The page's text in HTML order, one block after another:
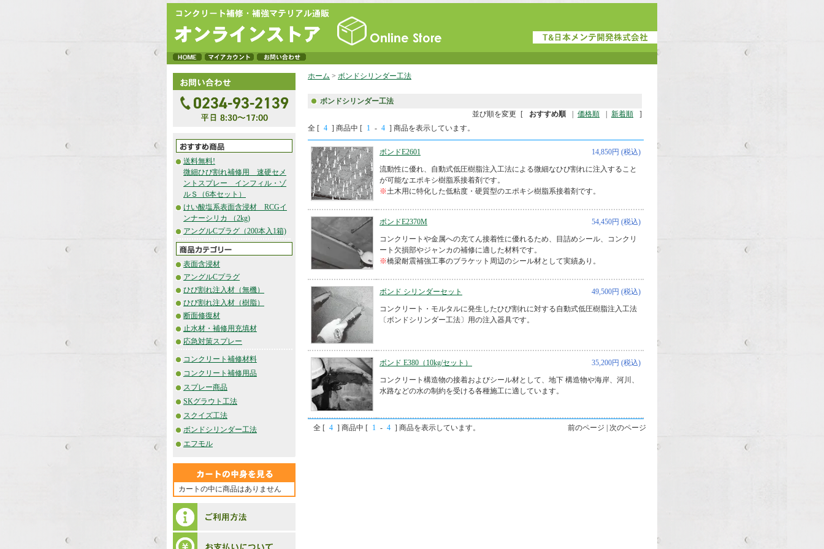
送料無料!
微細ひび割れ補修用 速硬セメ
ントスプレー インフィル・ゾ
ルＳ（6本セット）
けい酸塩系表面含浸材 RCGイ
ンナーシリカ （2kg)
アングルCプラグ（200本入1箱)
表面含浸材
アングルCプラグ
ひび割れ注入材（無機）
ひび割れ注入材（樹脂）
断面修復材
止水材・補修用充填材
応急対策スプレー
コンクリート補修材料
コンクリート補修用品
スプレー商品
SKグラウト工法
スクイズ工法
ボンドシリンダー工法
エフモル
カートの中に商品はありません
ホーム > ボンドシリンダー工法
ボンドシリンダー工法
並び順を変更
[ おすすめ順 価格順 新着順
]
全 [ 4 ] 商品中 [ 1 - 4 ] 商品を表示しています。
14,850円 (税込)
ボンドE2601
流動性に優れ、自動式低圧樹脂注入工法による微細なひび割れに注入すること
が可能なエポキシ樹脂系接着剤です。
※土木用に特化した低粘度・硬質型のエポキシ樹脂系接着剤です。
54,450円 (税込)
ボンドE2370M
コンクリートや金属への充てん接着性に優れるため、目詰めシール、コンクリ
ート欠損部やジャンカの補修に適した材料です。
※橋梁耐震補強工事のブラケット周辺のシール材として実績あり。
49,500円 (税込)
ボンド シリンダーセット
コンクリート・モルタルに発生したひび割れに対する自動式低圧樹脂注入工法
〔ボンドシリンダー工法〕用の注入器具です。
35,200円 (税込)
ボンド E380（10kg/セット）
コンクリート構造物の接着およびシール材として、地下 構造物や海岸、河川、
水路などの水の制約を受ける各種施工に適しています。
全 [ 4 ] 商品中 [ 1 - 4 ] 商品を表示しています。 前のページ | 次のページ